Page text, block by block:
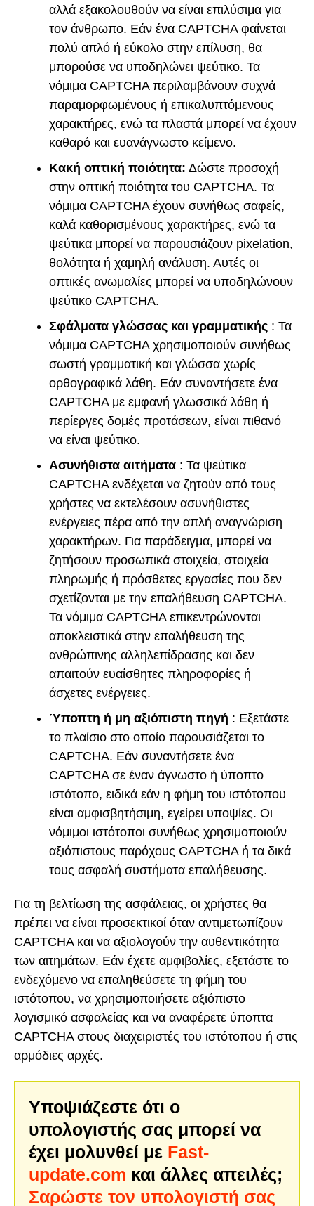
αλλά εξακολουθούν να είναι επιλύσιμα για
τον άνθρωπο. Εάν ένα CAPTCHA φαίνεται
πολύ απλό ή εύκολο στην επίλυση, θα
μπορούσε να υποδηλώνει ψεύτικο. Τα
νόμιμα CAPTCHA περιλαμβάνουν συχνά
παραμορφωμένους ή επικαλυπτόμενους
χαρακτήρες, ενώ τα πλαστά μπορεί να έχουν
καθαρό και ευανάγνωστο κείμενο.
Κακή οπτική ποιότητα: Δώστε προσοχή
στην οπτική ποιότητα του CAPTCHA. Τα
νόμιμα CAPTCHA έχουν συνήθως σαφείς,
καλά καθορισμένους χαρακτήρες, ενώ τα
ψεύτικα μπορεί να παρουσιάζουν pixelation,
θολότητα ή χαμηλή ανάλυση. Αυτές οι
οπτικές ανωμαλίες μπορεί να υποδηλώνουν
ψεύτικο CAPTCHA.
Σφάλματα γλώσσας και γραμματικής : Τα
νόμιμα CAPTCHA χρησιμοποιούν συνήθως
σωστή γραμματική και γλώσσα χωρίς
ορθογραφικά λάθη. Εάν συναντήσετε ένα
CAPTCHA με εμφανή γλωσσικά λάθη ή
περίεργες δομές προτάσεων, είναι πιθανό
να είναι ψεύτικο.
Ασυνήθιστα αιτήματα : Τα ψεύτικα
CAPTCHA ενδέχεται να ζητούν από τους
χρήστες να εκτελέσουν ασυνήθιστες
ενέργειες πέρα από την απλή αναγνώριση
χαρακτήρων. Για παράδειγμα, μπορεί να
ζητήσουν προσωπικά στοιχεία, στοιχεία
πληρωμής ή πρόσθετες εργασίες που δεν
σχετίζονται με την επαλήθευση CAPTCHA.
Τα νόμιμα CAPTCHA επικεντρώνονται
αποκλειστικά στην επαλήθευση της
ανθρώπινης αλληλεπίδρασης και δεν
απαιτούν ευαίσθητες πληροφορίες ή
άσχετες ενέργειες.
Ύποπτη ή μη αξιόπιστη πηγή : Εξετάστε
το πλαίσιο στο οποίο παρουσιάζεται το
CAPTCHA. Εάν συναντήσετε ένα
CAPTCHA σε έναν άγνωστο ή ύποπτο
ιστότοπο, ειδικά εάν η φήμη του ιστότοπου
είναι αμφισβητήσιμη, εγείρει υποψίες. Οι
νόμιμοι ιστότοποι συνήθως χρησιμοποιούν
αξιόπιστους παρόχους CAPTCHA ή τα δικά
τους ασφαλή συστήματα επαλήθευσης.
Για τη βελτίωση της ασφάλειας, οι χρήστες θα
πρέπει να είναι προσεκτικοί όταν αντιμετωπίζουν
CAPTCHA και να αξιολογούν την αυθεντικότητα
των αιτημάτων. Εάν έχετε αμφιβολίες, εξετάστε το
ενδεχόμενο να επαληθεύσετε τη φήμη του
ιστότοπου, να χρησιμοποιήσετε αξιόπιστο
λογισμικό ασφαλείας και να αναφέρετε ύποπτα
CAPTCHA στους διαχειριστές του ιστότοπου ή στις
αρμόδιες αρχές.
Υποψιάζεστε ότι ο
υπολογιστής σας μπορεί να
έχει μολυνθεί με Fast-
update.com και άλλες απειλές;
Σαρώστε τον υπολογιστή σας